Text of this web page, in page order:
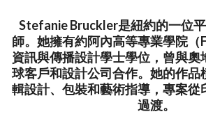
Stefanie Bruckler是紐約的一位
師。她擁有約阿內高等專業學院（
資訊與傳播設計學士學位，曾與奧
球客戶和設計公司合作。她的作品
輯設計、包裝和藝術指導，專案從
過渡。